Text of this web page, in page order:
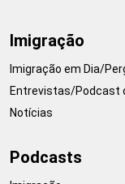
Imigração
Imigração em Dia/
Entrevistas/Podcast
Notícias
Podcasts